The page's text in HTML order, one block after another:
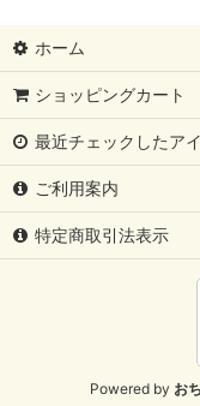
ホーム
ショッピングカート
最近チェックしたア
ご利用案内
特定商取引法表示
Powered by お